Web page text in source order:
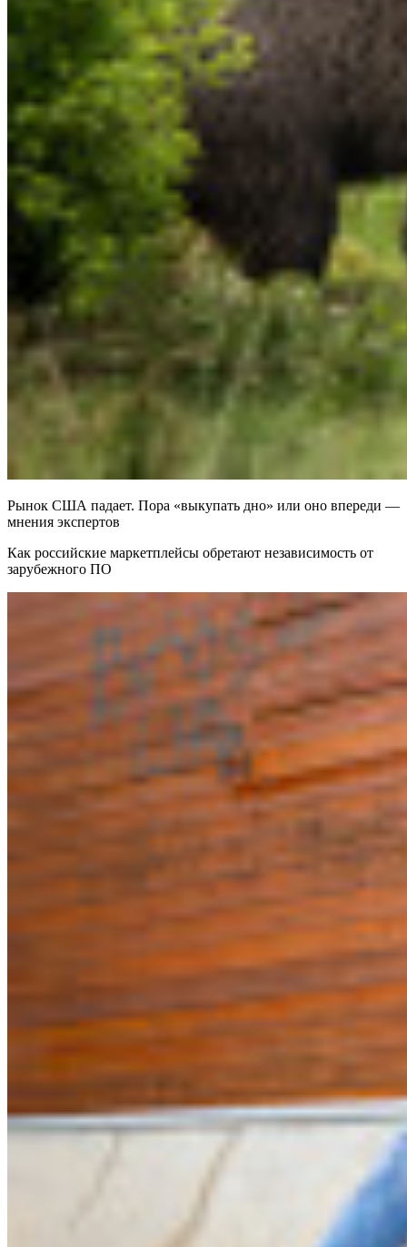
Рынок США падает. Пора «выкупать дно» или оно впереди —
мнения экспертов
Как российские маркетплейсы обретают независимость от
зарубежного ПО